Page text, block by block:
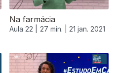
Na farmácia
Aula 22 | 27 min. | 21 jan. 2021